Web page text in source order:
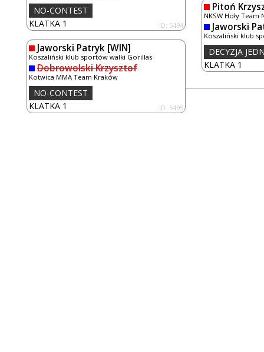
KLATKA 1 ID: 5494
NO-CONTEST
Jaworski Patryk [WIN]
Koszaliński klub sportów walki Gorillas
Dobrowolski Krzysztof
Kotwica MMA Team Kraków
KLATKA 1 ID: 5495
NO-CONTEST
Pitoń
NKSW Hoły Team
Jaworski
Koszaliński klub
KLATKA 1
DECYZJA